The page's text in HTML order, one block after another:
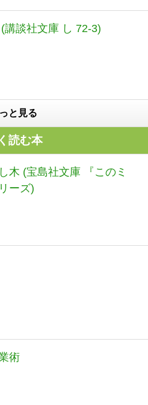
講談社文庫 し 72-3)
と見る
読む本
木 (宝島社文庫 『このミ
ーズ)
術